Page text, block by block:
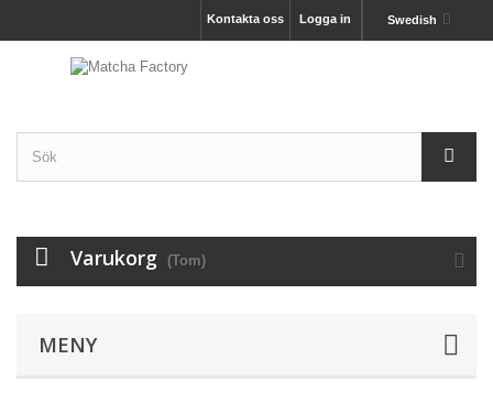
Swedish
Logga in
Kontakta oss
Varukorg (Tom)
MENY